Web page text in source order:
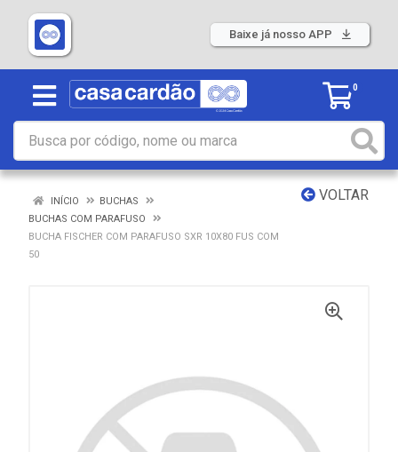
Baixe já nosso APP
0
VOLTAR
INÍCIO
BUCHAS
BUCHAS COM PARAFUSO
BUCHA FISCHER COM PARAFUSO SXR 10X80 FUS COM
50